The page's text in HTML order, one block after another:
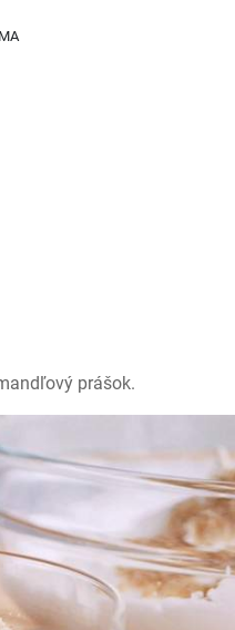
prášok.